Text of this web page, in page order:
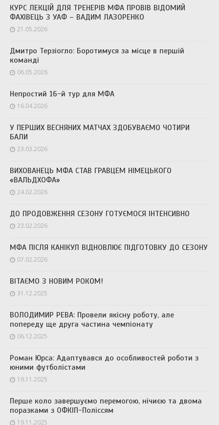
КУРС ЛЕКЦІЙ ДЛЯ ТРЕНЕРІВ МФА ПРОВІВ ВІДОМИЙ
ФАХІВЕЦЬ З УАФ – ВАДИМ ЛАЗОРЕНКО
21.05.2026
Дмитро Терзіогло: Боротимуся за місце в першій
команді
06.05.2026
Непростий 16-й тур для МФА
16.04.2026
У ПЕРШИХ ВЕСНЯНИХ МАТЧАХ ЗДОБУВАЄМО ЧОТИРИ
БАЛИ
23.03.2026
ВИХОВАНЕЦЬ МФА СТАВ ГРАВЦЕМ НІМЕЦЬКОГО
«ВАЛЬДХОФА»
24.02.2026
ДО ПРОДОВЖЕННЯ СЕЗОНУ ГОТУЄМОСЯ ІНТЕНСИВНО
23.02.2026
МФА ПІСЛЯ КАНІКУЛ ВІДНОВЛЮЄ ПІДГОТОВКУ ДО СЕЗОНУ
07.02.2026
ВІТАЄМО З НОВИМ РОКОМ!
31.12.2025
ВОЛОДИМИР РЕВА: Провели якісну роботу, але
попереду ще друга частина чемпіонату
06.12.2025
Роман Юрса: Адаптувався до особливостей роботи з
юними футболістами
19.11.2025
Перше коло завершуємо перемогою, нічиєю та двома
поразками з ОФКІП-Поліссям
19.11.2025